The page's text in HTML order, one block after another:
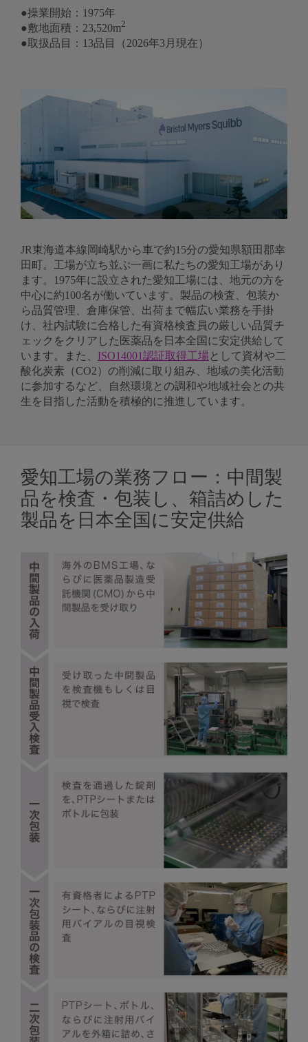
●操業開始：1975年
●敷地面積：23,520m2
●取扱品目：13品目（2026年3月現在）
JR東海道本線岡崎駅から車で約15分の愛知県額田郡幸
田町。工場が立ち並ぶ一画に私たちの愛知工場があり
ます。1975年に設立された愛知工場には、地元の方を
中心に約100名が働いています。製品の検査、包装か
ら品質管理、倉庫保管、出荷まで幅広い業務を手掛
け、社内試験に合格した有資格検査員の厳しい品質チ
ェックをクリアした医薬品を日本全国に安定供給して
います。また、 ISO14001認証取得工場として資材や二
酸化炭素（CO2）の削減に取り組み、地域の美化活動
に参加するなど、自然環境との調和や地域社会との共
生を目指した活動を積極的に推進しています。
愛知工場の業務フロー：中間製
品を検査・包装し、箱詰めした
製品を日本全国に安定供給